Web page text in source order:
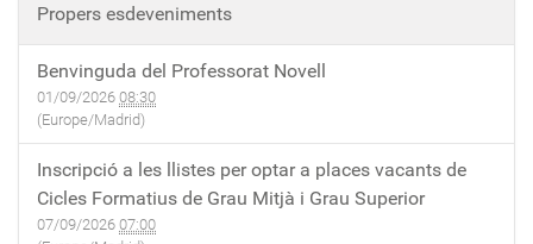
Propers esdeveniments
Benvinguda del Professorat Novell
01/09/2026 08:30
(Europe/Madrid)
Inscripció a les llistes per optar a places vacants de
Cicles Formatius de Grau Mitjà i Grau Superior
07/09/2026 07:00